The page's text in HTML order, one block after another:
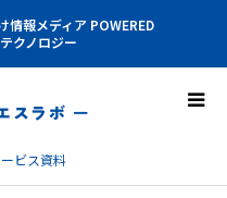
情報メディア POWERED
クノロジー
ビス資料